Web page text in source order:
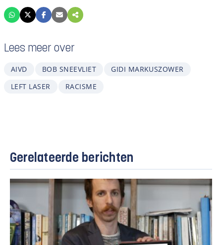
Lees meer over
AIVD BOB SNEEVLIET
GIDI MARKUSZOWER
LEFT LASER
RACISME
Gerelateerde berichten